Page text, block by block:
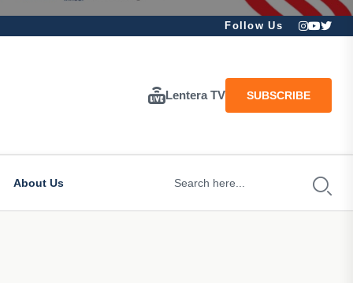
Follow Us
Lentera TV SUBSCRIBE
About Us